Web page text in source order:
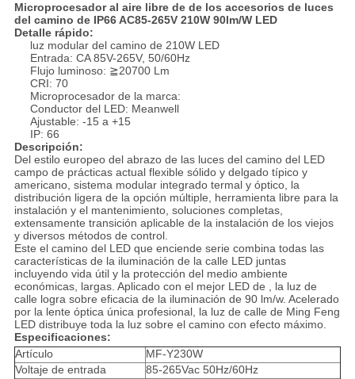
Microprocesador al aire libre de de los accesorios de luces
del camino de IP66 AC85-265V 210W 90lm/W LED
Detalle rápido:
luz modular del camino de 210W LED
Entrada: CA 85V-265V, 50/60Hz
Flujo luminoso: ≧20700 Lm
CRI: 70
Microprocesador de la marca:
Conductor del LED: Meanwell
Ajustable: -15 a +15
IP: 66
Descripción:
Del estilo europeo del abrazo de las luces del camino del LED
campo de prácticas actual flexible sólido y delgado típico y
americano, sistema modular integrado termal y óptico, la
distribución ligera de la opción múltiple, herramienta libre para la
instalación y el mantenimiento, soluciones completas,
extensamente transición aplicable de la instalación de los viejos
y diversos métodos de control.
Este el camino del LED que enciende serie combina todas las
características de la iluminación de la calle LED juntas
incluyendo vida útil y la protección del medio ambiente
económicas, largas. Aplicado con el mejor LED de , la luz de
calle logra sobre eficacia de la iluminación de 90 lm/w. Acelerado
por la lente óptica única profesional, la luz de calle de Ming Feng
LED distribuye toda la luz sobre el camino con efecto máximo.
Especificaciones:
Artículo
MF-Y230W
Voltaje de entrada
85-265Vac 50Hz/60Hz